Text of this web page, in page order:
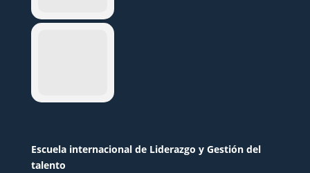
Escuela internacional de Liderazgo y Gestión del
talento